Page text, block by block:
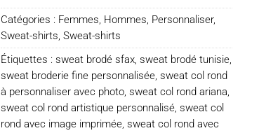
Catégories : Femmes, Hommes, Personnaliser,
Sweat-shirts, Sweat-shirts
Étiquettes : sweat brodé sfax, sweat brodé tunisie,
sweat broderie fine personnalisée, sweat col rond
à personnaliser avec photo, sweat col rond ariana,
sweat col rond artistique personnalisé, sweat col
rond avec image imprimée, sweat col rond avec